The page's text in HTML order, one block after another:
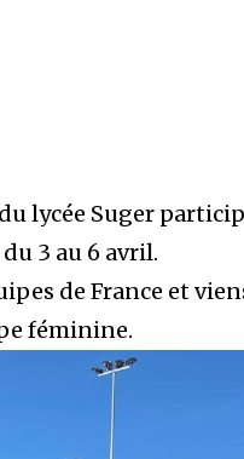
lycée Suger
3 au 6 avril.
de France et
féminine.